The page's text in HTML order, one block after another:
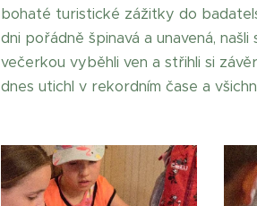
bohaté turistické zážitky do
dni pořádně špinavá a unavená,
večerkou vyběhli ven a střihli si
dnes utichl v rekordním čase a